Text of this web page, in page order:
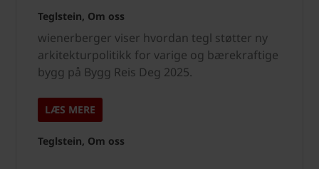
Teglstein, Om oss
wienerberger viser hvordan tegl støtter ny
arkitekturpolitikk for varige og bærekraftige
bygg på Bygg Reis Deg 2025.
LÆS MERE
Teglstein, Om oss